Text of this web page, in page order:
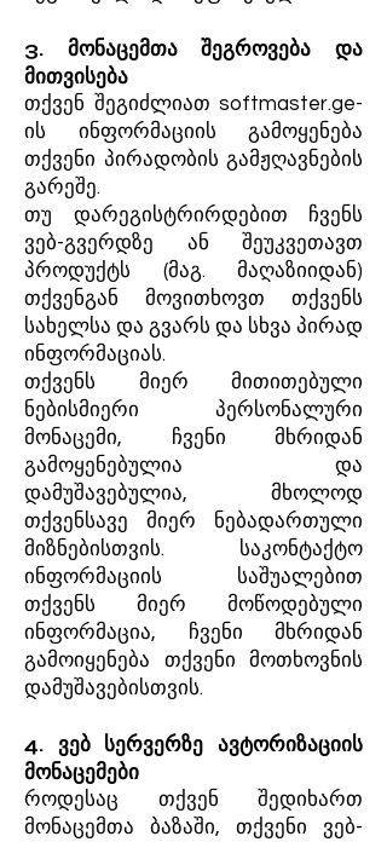
3. მონაცემთა შეგროვება და
მითვისება
თქვენ შეგიძლიათ softmaster.ge-
ის ინფორმაციის გამოყენება
თქვენი პირადობის გამჟღავნების
გარეშე.
თუ დარეგისტრირდებით ჩვენს
ვებ-გვერდზე ან შეუკვეთავთ
პროდუქტს (მაგ. მაღაზიიდან)
თქვენგან მოვითხოვთ თქვენს
სახელსა და გვარს და სხვა პირად
ინფორმაციას.
თქვენს მიერ მითითებული
ნებისმიერი პერსონალური
მონაცემი, ჩვენი მხრიდან
გამოყენებულია და
დამუშავებულია, მხოლოდ
თქვენსავე მიერ ნებადართული
მიზნებისთვის. საკონტაქტო
ინფორმაციის საშუალებით
თქვენს მიერ მოწოდებული
ინფორმაცია, ჩვენი მხრიდან
გამოიყენება თქვენი მოთხოვნის
დამუშავებისთვის.
4. ვებ სერვერზე ავტორიზაციის
მონაცემები
როდესაც თქვენ შედიხართ
მონაცემთა ბაზაში, თქვენი ვებ-